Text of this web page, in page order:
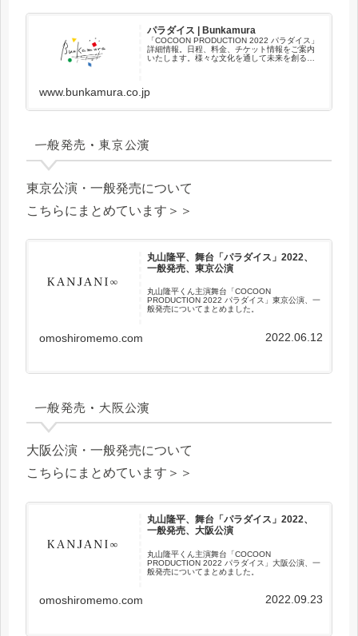
パラダイス | Bunkamura
「COCOON PRODUCTION 2022 パラダイス」
詳細情報。日程、料金、チケット情報をご案内
いたします。様々な文化を通して未来を創る。
www.bunkamura.co.jp
一般発売・東京公演
東京公演・一般発売について
こちらにまとめています＞＞
丸山隆平、舞台「パラダイス」2022、
一般発売、東京公演
丸山隆平くん主演舞台「COCOON
PRODUCTION 2022 パラダイス」東京公演、一
般発売についてまとめました。
omoshiromemo.com 2022.06.12
一般発売・大阪公演
大阪公演・一般発売について
こちらにまとめています＞＞
丸山隆平、舞台「パラダイス」2022、
一般発売、大阪公演
丸山隆平くん主演舞台「COCOON
PRODUCTION 2022 パラダイス」大阪公演、一
般発売についてまとめました。
omoshiromemo.com 2022.09.23